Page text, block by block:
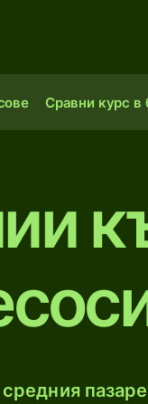
Сравни курс в